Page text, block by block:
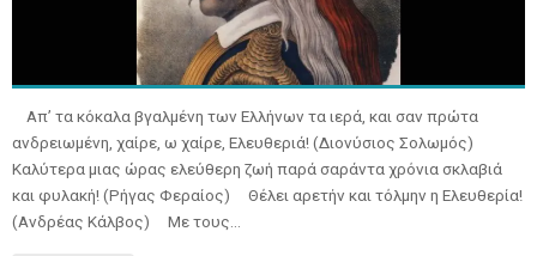
Απ’ τα κόκαλα βγαλμένη των Ελλήνων τα ιερά, και σαν πρώτα
ανδρειωμένη, χαίρε, ω χαίρε, Ελευθεριά! (Διονύσιος Σολωμός)
Καλύτερα μιας ώρας ελεύθερη ζωή παρά σαράντα χρόνια σκλαβιά
και φυλακή! (Ρήγας Φεραίος) Θέλει αρετήν και τόλμην η Ελευθερία!
(Ανδρέας Κάλβος) Με τους…